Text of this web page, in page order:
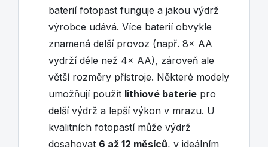
baterií fotopast funguje a jakou výdrž
výrobce udává. Více baterií obvykle
znamená delší provoz (např. 8× AA
vydrží déle než 4× AA), zároveň ale
větší rozměry přístroje. Některé modely
umožňují použít lithiové baterie pro
delší výdrž a lepší výkon v mrazu. U
kvalitních fotopastí může výdrž
dosahovat 6 až 12 měsíců, v ideálním